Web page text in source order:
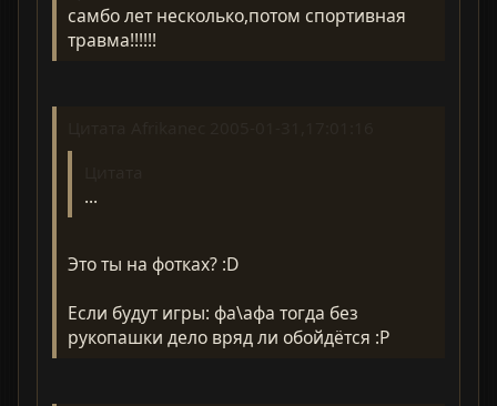
самбо лет несколько,потом спортивная
травма!!!!!!
...
Это ты на фотках? :D
Если будут игры: фа\афа тогда без
рукопашки дело вряд ли обойдётся :P